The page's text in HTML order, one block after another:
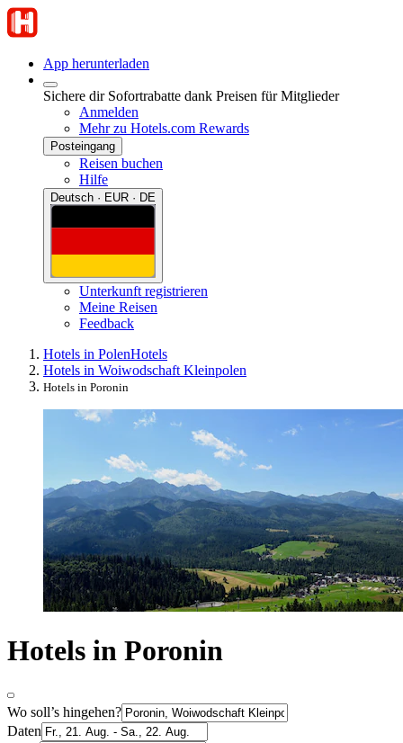
App herunterladen
Sichere dir Sofortrabatte dank Preisen für Mitglieder
Anmelden
Mehr zu Hotels.com Rewards
Posteingang
Reisen buchen
Hilfe
Deutsch · EUR · DE
Unterkunft registrieren
Meine Reisen
Feedback
Hotels in PolenHotels
Hotels in Woiwodschaft Kleinpolen
Hotels in Poronin
Hotels in Poronin
Wo soll’s hingehen?
Daten